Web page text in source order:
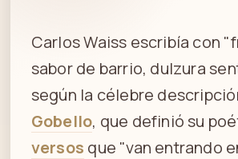
Carlos Waiss escribía con
sabor de barrio, dulzura
según la célebre
Gobello, que definió su
versos que "van entrando